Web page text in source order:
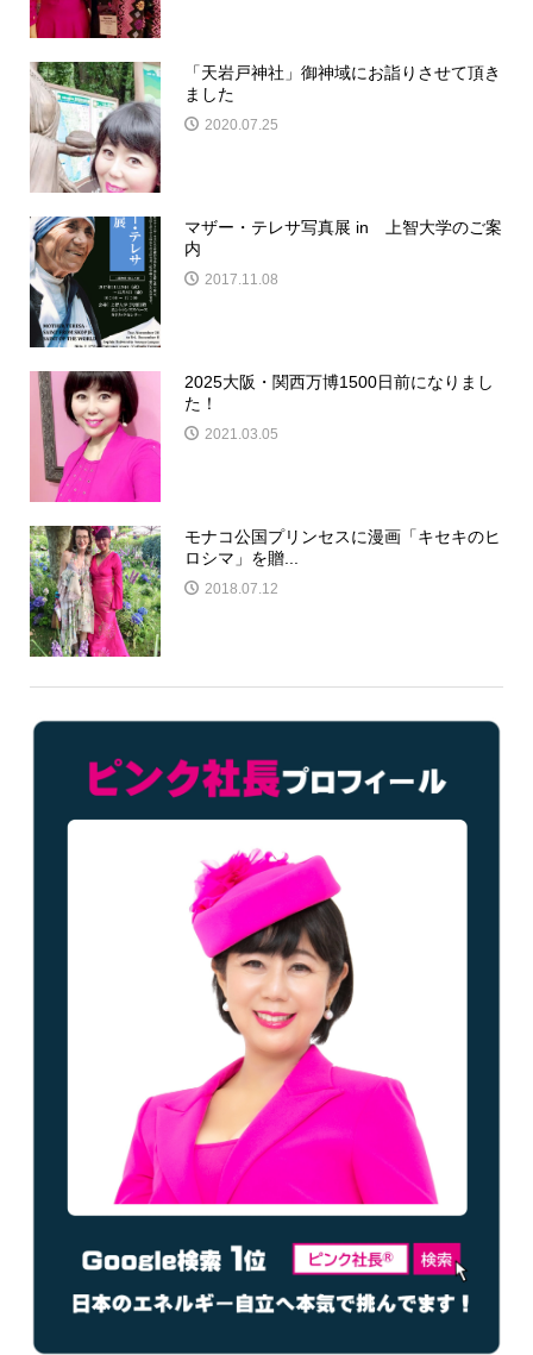
「天岩戸神社」御神域にお詣りさせて頂き
ました
2020.07.25
マザー・テレサ写真展 in 上智大学のご案
内
2017.11.08
2025大阪・関西万博1500日前になりまし
た！
2021.03.05
モナコ公国プリンセスに漫画「キセキのヒ
ロシマ」を贈...
2018.07.12